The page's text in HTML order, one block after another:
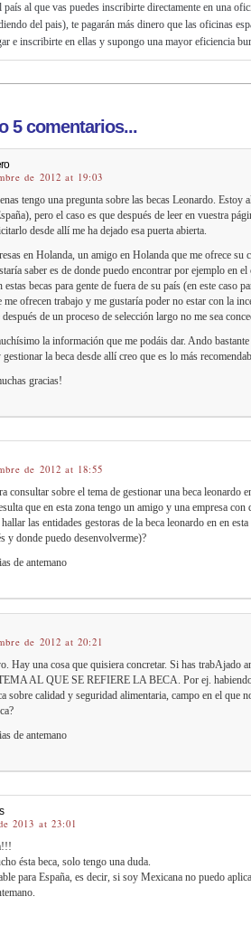
país al que vas puedes inscribirte directamente en una
del pais), te pagarán más dinero que las oficinas
e inscribirte en ellas y supongo una mayor eficiencia
5 comentarios...
de 2012 at 19:03
tengo una pregunta sobre las becas Leonardo. Estoy
pero el caso es que después de leer en vuestra
desde allí me ha dejado esa puerta abierta.
en Holanda, un amigo en Holanda que me ofrece su
saber es de donde puedo encontrar por ejemplo en
estas becas para gente de fuera de su país (en este caso
me ofrecen trabajo y me gustaría poder no estar con la
después de un proceso de selección largo no me sea
la información que me podáis dar. Ando
la beca desde allí creo que es lo más
gracias!
de 2012 at 18:55
consultar sobre el tema de gestionar una beca leonardo
que en esta zona tengo un amigo y una empresa
las entidades gestoras de la beca leonardo en en
y donde puedo desenvolverme)?
de antemano
de 2012 at 20:21
Hay una cosa que quisiera concretar. Si has trabAjado
AL QUE SE REFIERE LA BECA. Por ej. habiendo
sobre calidad y seguridad alimentaria, campo en el que
de antemano
2013 at 23:01
ésta beca, solo tengo una duda.
para España, es decir, si soy Mexicana no puedo